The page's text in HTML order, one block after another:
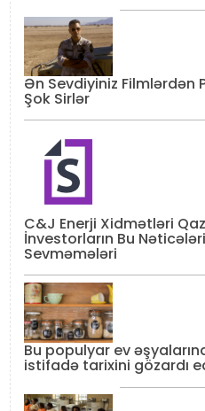
Ən Sevdiyiniz Filmlərdən
Şok Sirlər
C&J Enerji Xidmətləri
İnvestorların Bu
Sevməmələri
Bu populyar ev
istifadə tarixini gözardı